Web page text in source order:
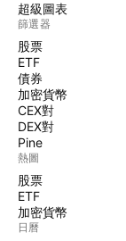
超級圖表
篩選器
股票
ETF
債券
加密貨幣
CEX對
DEX對
Pine
熱圖
股票
ETF
加密貨幣
日曆